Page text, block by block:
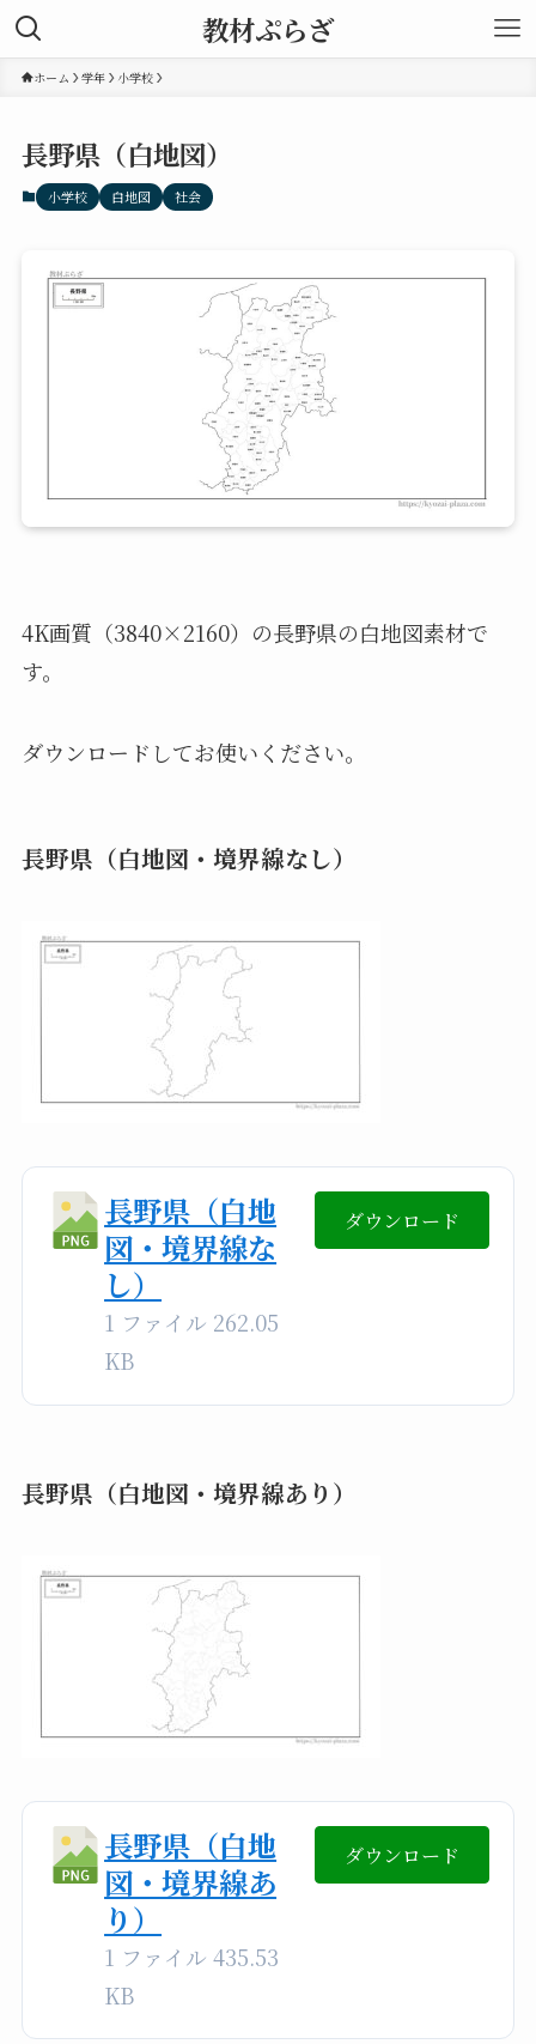
教材ぷらざ
ホーム 学年 小学校
長野県（白地図）
小学校 白地図 社会
4K画質（3840×2160）の長野県の白地図素材で
す。
ダウンロードしてお使いください。
長野県（白地図・境界線なし）
長野県（白地
図・境界線な
し）
1 ファイル 262.05
KB
ダウンロード
長野県（白地図・境界線あり）
長野県（白地
図・境界線あ
り）
1 ファイル435.53
KB
ダウンロード